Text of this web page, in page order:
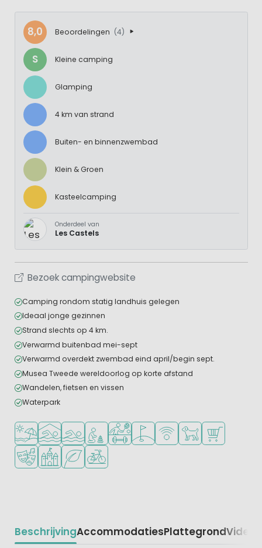
8,0 Beoordelingen (4)
S Kleine camping
Glamping
4 km van strand
Buiten- en binnenzwembad
Klein & Groen
Kasteelcamping
Onderdeel van
Les Castels
Bezoek campingwebsite
Camping rondom statig landhuis gelegen
Ideaal jonge gezinnen
Strand slechts op 4 km.
Verwarmd buitenbad mei-sept
Verwarmd overdekt zwembad eind april/begin sept.
Musea Tweede wereldoorlog op korte afstand
Wandelen, fietsen en vissen
Waterpark
Ligt bij strand en zee
Overdekt zwembad
Openlucht zwembad
Aanbevolen voor jonge kinderen
Veel mogelijkheden om te sporten
Golfbaan in de buurt
WiFi beschikbaar
Huisdieren
Animatieprogramma
Kasteelcamping
Groene ligging
Fietsverhuur
BeschrijvingAccommodatiesPlattegrondVideo